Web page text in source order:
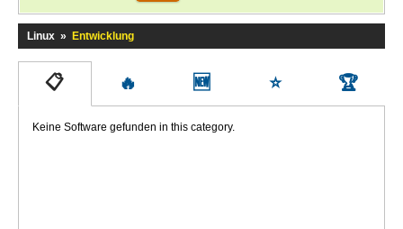
Linux » Entwicklung
📋 🔥 🆕 ⭐ 🏆
Keine Software gefunden in this category.